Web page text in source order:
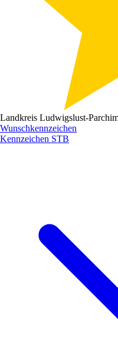
Landkreis Ludwigslust-
Wunschkennzeichen
Kennzeichen STB